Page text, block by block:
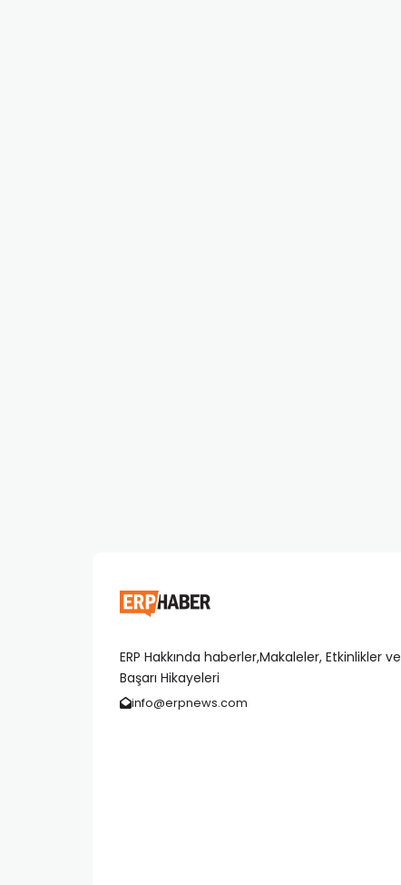
ERP Hakkında haberler,Makaleler, Etkinlikler ve
Başarı Hikayeleri
info@erpnews.com